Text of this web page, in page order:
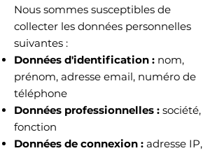
Nous sommes susceptibles de
collecter les données personnelles
suivantes :
Données d'identification : nom,
prénom, adresse email, numéro de
téléphone
Données professionnelles : société,
fonction
Données de connexion : adresse IP,